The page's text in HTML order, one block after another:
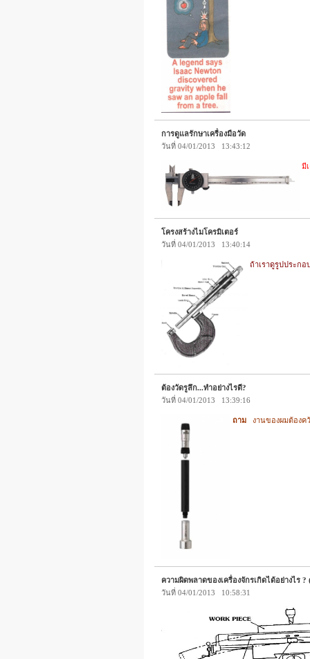
การดูแลรักษาเครื่องมือวัด
วันที่ 04/01/2013 13:43:12
มี
โครงสร้างไมโครมิเตอร์
วันที่ 04/01/2013 13:40:14
ถ้าเราดูรูปประกอ
ต้องวัดรูลึก...ทำอย่างไรดี?
วันที่ 04/01/2013 13:39:16
ถาม งานของผมต้องค
ความผิดพลาดของเครื่องจักรเกิดได้อย่างไร ?
วันที่ 04/01/2013 10:58:31